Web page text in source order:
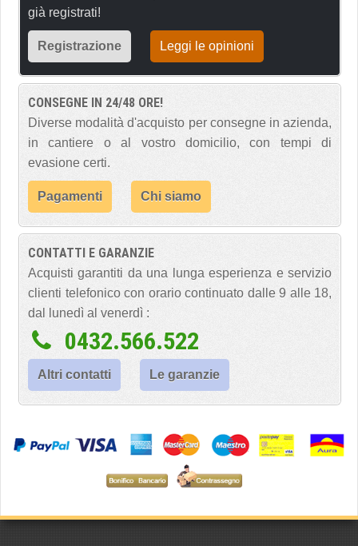
già registrati!
Registrazione Leggi le opinioni
CONSEGNE IN 24/48 ORE!
Diverse modalità d'acquisto per consegne in azienda,
in cantiere o al vostro domicilio, con tempi di
evasione certi.
Pagamenti Chi siamo
CONTATTI E GARANZIE
Acquisti garantiti da una lunga esperienza e servizio
clienti telefonico con orario continuato dalle 9 alle 18,
dal lunedì al venerdì :
0432.566.522
Altri contatti Le garanzie